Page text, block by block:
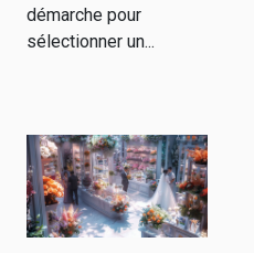
démarche pour
sélectionner un...